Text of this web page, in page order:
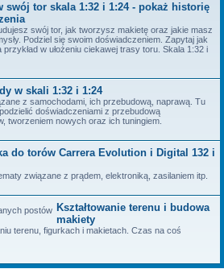
swój tor skala 1:32 i 1:24 - pokaż historię
swój tor, jak tworzysz makietę oraz jakie masz
Podziel się swoim doświadczeniem. Zapytaj jak
w ułożeniu ciekawej trasy toru. Skala 1:32 i
w skali 1:32 i 1:24
z samochodami, ich przebudową, naprawą. Tu
doświadczeniami z przebudową
tworzeniem nowych oraz ich tuningiem.
do torów Carrera Evolution i Digital 132 i
związane z prądem, elektroniką, zasilaniem itp.
Kształtowanie terenu i budowa
makiety
terenu, figurkach i makietach. Czas na coś